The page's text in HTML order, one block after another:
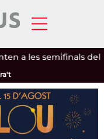
les semifinals del P1